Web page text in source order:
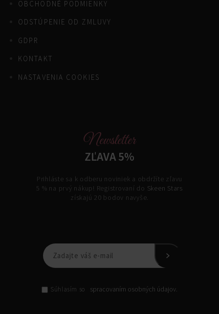
OBCHODNÉ PODMIENKY
ODSTÚPENIE OD ZMLUVY
GDPR
KONTAKT
NASTAVENIA COOKIES
Newsletter
ZĽAVA 5%
Prihláste sa k odberu noviniek a obdržíte zľavu
5 % na prvý nákup! Registrovaní do Skeen Stars
získajú 20 bodov navyše.
Súhlasím so spracovaním osobných údajov.